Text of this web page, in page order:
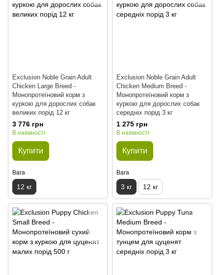
Exclusion Noble Grain Adult
Chicken Large Breed -
Монопротеїновий корм з
куркою для дорослих собак
великих порід 12 кг
3 776 грн
В наявності
Купити
Вага
12 кг
Exclusion Noble Grain Adult
Chicken Medium Breed -
Монопротеїновий корм з
куркою для дорослих собак
середніх порід 3 кг
1 275 грн
В наявності
Купити
Вага
3 кг 12 кг